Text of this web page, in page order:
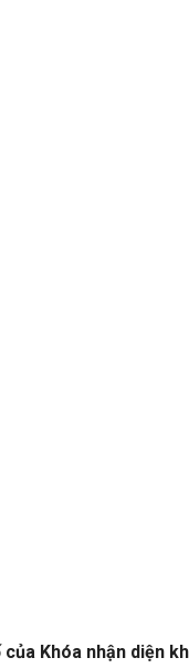
Khóa nhận diện